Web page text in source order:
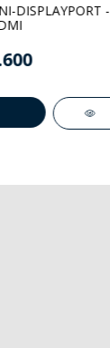
DISPLAYPORT -